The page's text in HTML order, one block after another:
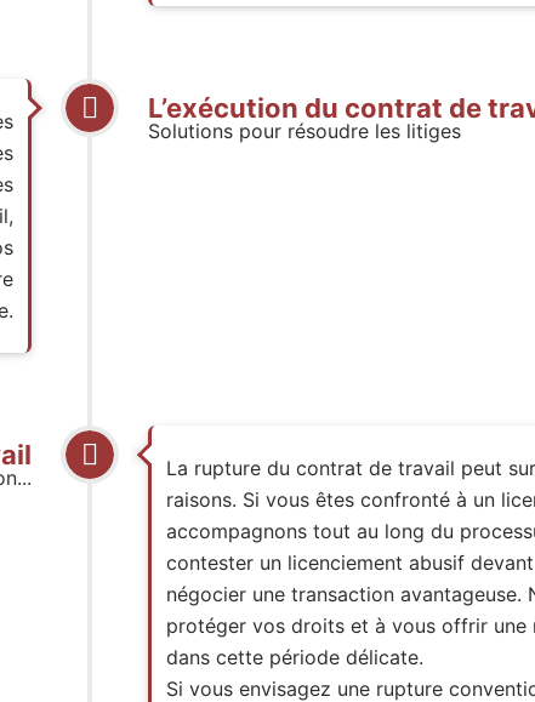
L’exécution du contrat de
Solutions pour résoudre les litiges
La rupture du contrat de travail peut
raisons. Si vous êtes confronté à un
accompagnons tout au long du
contester un licenciement abusif
négocier une transaction avantageuse.
protéger vos droits et à vous offrir une
dans cette période délicate.
Si vous envisagez une rupture